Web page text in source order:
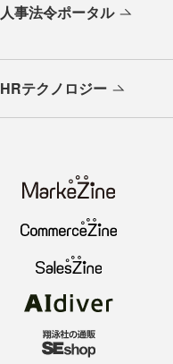
人事法令ポータル
HRテクノロジー